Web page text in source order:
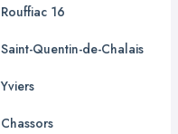
Rouffiac 16
Saint-Quentin-de-Chalais
Yviers
Chassors